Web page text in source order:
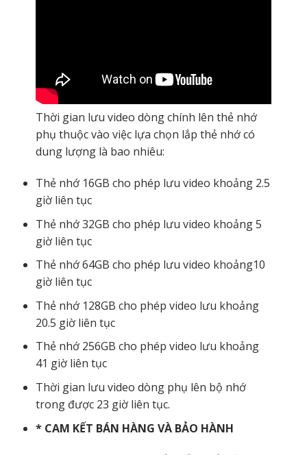
Thời gian lưu video dòng chính lên thẻ nhớ
phụ thuộc vào việc lựa chọn lắp thẻ nhớ có
dung lượng là bao nhiêu:
Thẻ nhớ 16GB cho phép lưu video khoảng 2.5
giờ liên tục
Thẻ nhớ 32GB cho phép lưu video khoảng 5
giờ liên tục
Thẻ nhớ 64GB cho phép lưu video khoảng10
giờ liên tục
Thẻ nhớ 128GB cho phép video lưu khoảng
20.5 giờ liên tục
Thẻ nhớ 256GB cho phép video lưu khoảng
41 giờ liên tục
Thời gian lưu video dòng phụ lên bộ nhớ
trong được 23 giờ liên tục.
* CAM KẾT BÁN HÀNG VÀ BẢO HÀNH